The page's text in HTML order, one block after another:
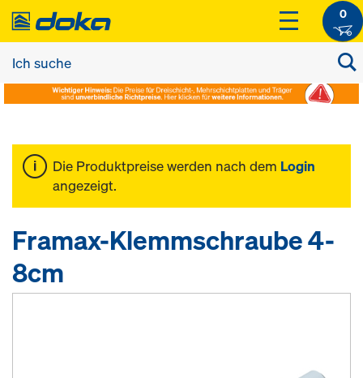
0
Die Produktpreise werden nach dem Login
angezeigt.
Framax-Klemmschraube 4-
8cm